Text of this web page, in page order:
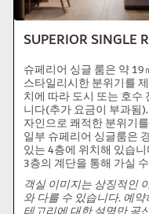
슈페리어 싱글 룸은 약
스타일리시한 분위기를
치에 따라 도시 또는 호수
니다(추가 요금이 부과됨).
일부 슈페리어 싱글룸은
있는 4층에 위치해 있습
3층의 계단을 통해 가실
객실 이미지는 상징적인
와 다를 수 있습니다. 예
테고리에 대한 설명만 공
다. 인테리어 디자인 컨설
저우 디자인 그룹_.
모든 객실 기능 보기